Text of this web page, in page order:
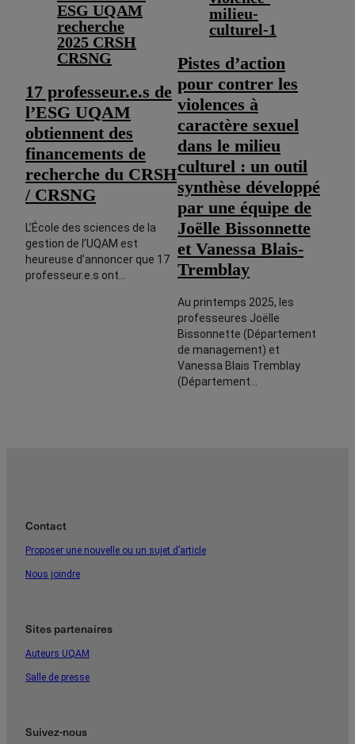
17 professeur.e.s de
l’ESG UQAM
obtiennent des
financements de
recherche du CRSH
/ CRSNG
L’École des sciences de la
gestion de l’UQAM est
heureuse d’annoncer que 17
professeur.e.s ont…
Pistes d’action
pour contrer les
violences à
caractère sexuel
dans le milieu
culturel : un outil
synthèse développé
par une équipe de
Joëlle Bissonnette
et Vanessa Blais-
Tremblay
Au printemps 2025, les
professeures Joëlle
Bissonnette (Département
de management) et
Vanessa Blais Tremblay
(Département…
Contact
Proposer une nouvelle ou un sujet d’article
Nous joindre
Sites partenaires
Auteurs UQAM
Salle de presse
Suivez-nous